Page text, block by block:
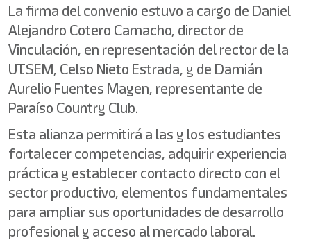
La firma del convenio estuvo a cargo de Daniel
Alejandro Cotero Camacho, director de
Vinculación, en representación del rector de la
UTSEM, Celso Nieto Estrada, y de Damián
Aurelio Fuentes Mayen, representante de
Paraíso Country Club.
Esta alianza permitirá a las y los estudiantes
fortalecer competencias, adquirir experiencia
práctica y establecer contacto directo con el
sector productivo, elementos fundamentales
para ampliar sus oportunidades de desarrollo
profesional y acceso al mercado laboral.